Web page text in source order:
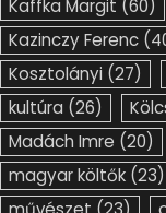
Kaffka Margit (60)
Kazinczy Ferenc
Kosztolányi (27)
kultúra (26)
Madách Imre (20)
magyar költők (23)